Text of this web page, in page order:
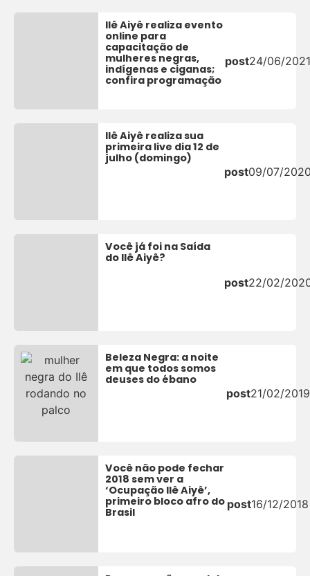
Ilê Aiyê realiza evento
online para
capacitação de
mulheres negras,
indígenas e ciganas;
confira programação
post24/06/
Ilê Aiyê realiza sua
primeira live dia 12 de
julho (domingo)
post09/07/
Você já foi na Saída
do Ilê Aiyê?
post22/02/
Beleza Negra: a noite
em que todos somos
deuses do ébano
post21/02/2019
Você não pode fechar
2018 sem ver a
‘Ocupação Ilê Aiyê’,
primeiro bloco afro do
Brasil
post16/12/2018